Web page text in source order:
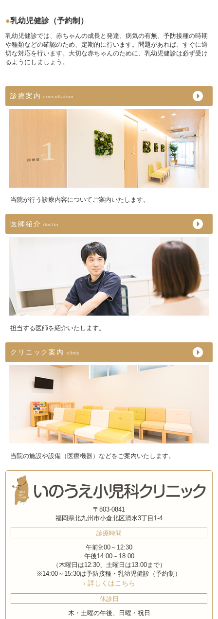
●乳幼児健診（予約制）
乳幼児健診では、赤ちゃんの成長と発達、病気の有無、予防接種の時期
や種類などの確認のため、定期的に行います。問題があれば、すぐに適
切な対応を行います。大切な赤ちゃんのために、乳幼児健診は必ず受け
るようにしましょう。
診療案内 consultation
当院が行う診療内容についてご案内いたします。
医師紹介 doctor
担当する医師を紹介いたします。
クリニック案内 clinic
当院の施設や設備（医療機器）などをご案内いたします。
〒803-0841
福岡県北九州市小倉北区清水3丁目1-4
診療時間
午前9:00～12:30
午後14:00～18:00
（木曜日は12:30、土曜日は13:00まで）
※14:00～15:30は予防接種・乳幼児健診（予約制）
› 詳しくはこちら
休診日
木・土曜の午後、日曜・祝日